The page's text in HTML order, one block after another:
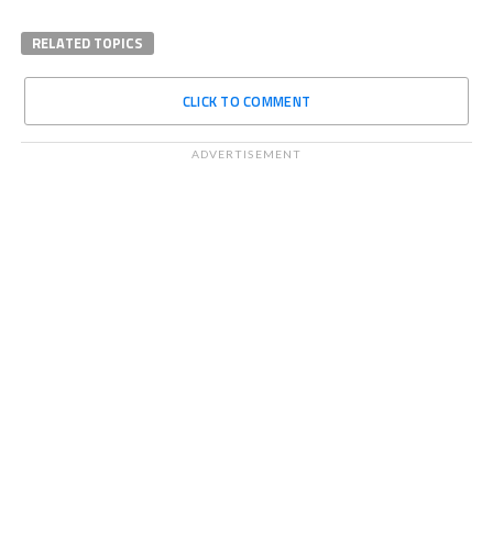
RELATED TOPICS
CLICK TO COMMENT
ADVERTISEMENT